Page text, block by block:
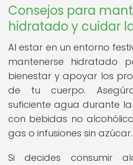
Consejos para
hidratado y cuidar
Al estar en un entorno
mantenerse hidratado
bienestar y apoyar los
de tu cuerpo.
suficiente agua durante
con bebidas no
gas o infusiones sin azúcar.
Si decides consumir